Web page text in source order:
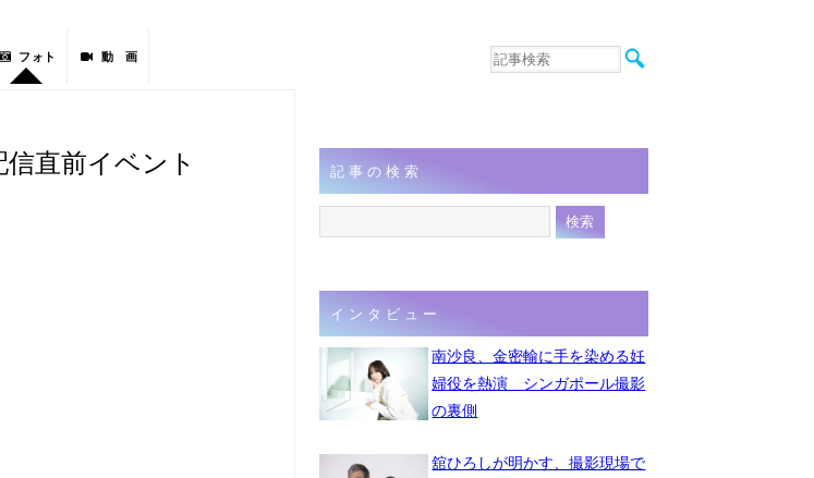
フォト 動 画
音楽
連載
フォト
直前イベント 記事の検索
インタビュー
南沙良、金密輸に手を染める妊
婦役を熱演 シンガポール撮影
の裏側
舘ひろしが明かす、撮影現場で